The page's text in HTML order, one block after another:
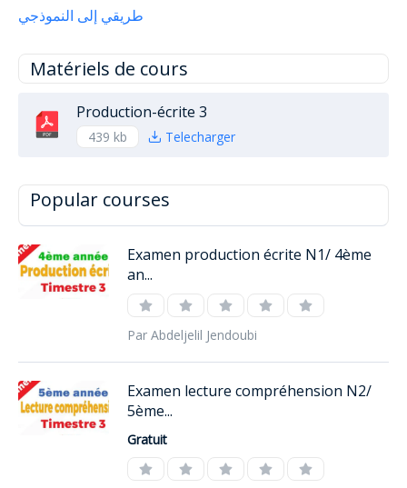
طريقي إلى النموذجي
Matériels de cours
Production-écrite 3
439 kb Telecharger
Popular courses
Examen production écrite N1/ 4ème
an...
Par Abdeljelil Jendoubi
Examen lecture compréhension N2/
5ème...
Gratuit